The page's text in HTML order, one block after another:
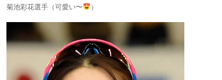
菊池彩花選手（可愛い〜 ）